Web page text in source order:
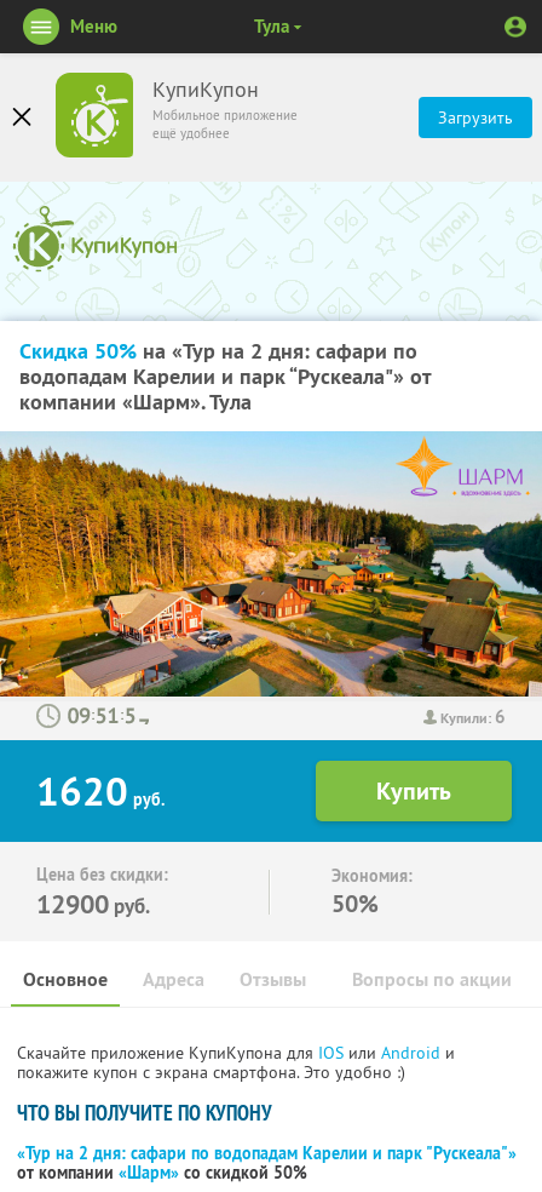
КупиКупон
Мобильное приложение
ещё удобнее
Загрузить
Меню Тула
Скидка 50% на «Тур на 2 дня: сафари по
водопадам Карелии и парк “Рускеала"» от
компании «Шарм». Тула
Купили: 6
: :
1620 руб.
Цена без скидки:
12900 руб.
Экономия:
50%
Основное Отзывы Вопросы по акции
Адреса
Скачайте приложение КупиКупона для IOS или Android и
покажите купон с экрана смартфона. Это удобно :)
ЧТО ВЫ ПОЛУЧИТЕ ПО КУПОНУ
«Тур на 2 дня: сафари по водопадам Карелии и парк "Рускеала"»
от компании «Шарм» со скидкой 50%